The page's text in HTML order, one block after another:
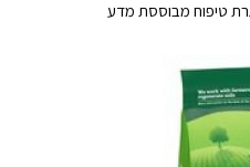
טיפוח מבוססת מדע